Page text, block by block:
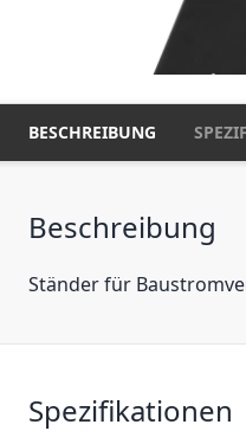
BESCHREIBUNG
Beschreibung
Ständer für
Spezifikationen